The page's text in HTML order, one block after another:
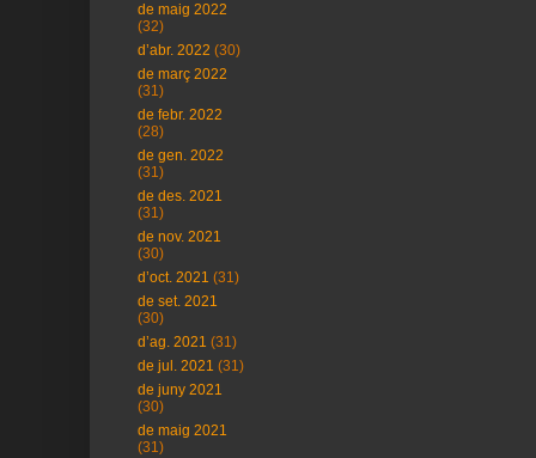
de maig 2022
(32)
d’abr. 2022 (30)
de març 2022
(31)
de febr. 2022
(28)
de gen. 2022
(31)
de des. 2021
(31)
de nov. 2021
(30)
d’oct. 2021 (31)
de set. 2021
(30)
d’ag. 2021 (31)
de jul. 2021 (31)
de juny 2021
(30)
de maig 2021
(31)